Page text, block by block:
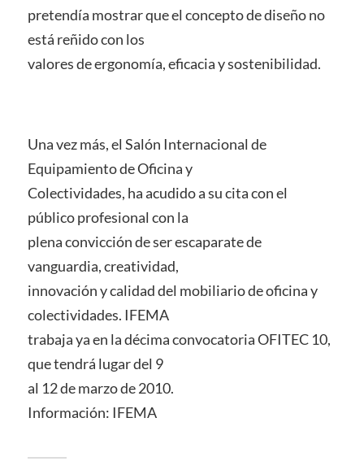
pretendía mostrar que el concepto de diseño no
está reñido con los
valores de ergonomía, eficacia y sostenibilidad.
Una vez más, el Salón Internacional de
Equipamiento de Oficina y
Colectividades, ha acudido a su cita con el
público profesional con la
plena convicción de ser escaparate de
vanguardia, creatividad,
innovación y calidad del mobiliario de oficina y
colectividades. IFEMA
trabaja ya en la décima convocatoria OFITEC 10,
que tendrá lugar del 9
al 12 de marzo de 2010.
Información: IFEMA